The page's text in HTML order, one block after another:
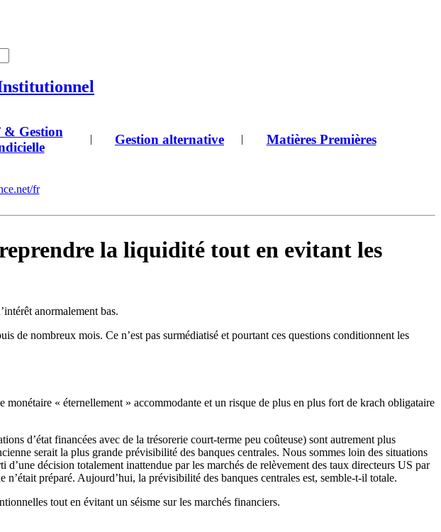
& Gestion
| Gestion alternative | Matières Premières
fr
la liquidité tout en evitant les
anormalement bas.
de nombreux mois. Ce n’est pas surmédiatisé et pourtant ces questions conditionnent les
« éternellement » accommodante et un risque de plus en plus fort de krach obligataire
d’état financées avec de la trésorerie court-terme peu coûteuse) sont autrement plus
serait la plus grande prévisibilité des banques centrales. Nous sommes loin des situations
décision totalement inattendue par les marchés de relèvement des taux directeurs US par
préparé. Aujourd’hui, la prévisibilité des banques centrales est, semble-t-il totale.
tout en évitant un séisme sur les marchés financiers.